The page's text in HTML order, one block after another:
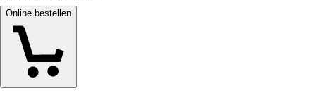
Online bestellen